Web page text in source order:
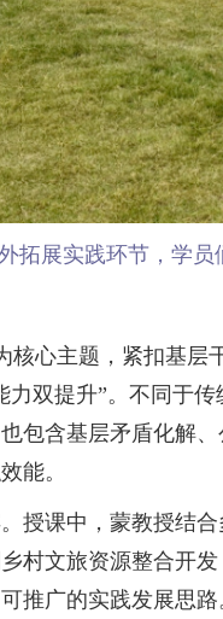
拓展实践环节，学员
心主题，紧扣基层
双提升”。不同于
含基层矛盾化解
能。
课中，蒙教授结
村文旅资源整合开
推广的实践发展思路